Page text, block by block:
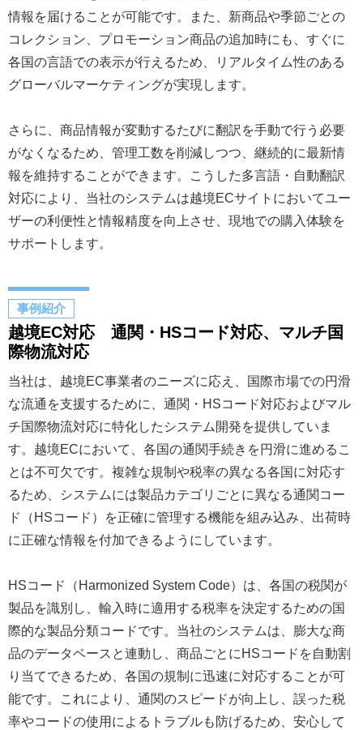
情報を届けることが可能です。また、新商品や季節ごとの
コレクション、プロモーション商品の追加時にも、すぐに
各国の言語での表示が行えるため、リアルタイム性のある
グローバルマーケティングが実現します。
さらに、商品情報が変動するたびに翻訳を手動で行う必要
がなくなるため、管理工数を削減しつつ、継続的に最新情
報を維持することができます。こうした多言語・自動翻訳
対応により、当社のシステムは越境ECサイトにおいてユー
ザーの利便性と情報精度を向上させ、現地での購入体験を
サポートします。
事例紹介
越境EC対応 通関・HSコード対応、マルチ国
際物流対応
当社は、越境EC事業者のニーズに応え、国際市場での円滑
な流通を支援するために、通関・HSコード対応およびマル
チ国際物流対応に特化したシステム開発を提供していま
す。越境ECにおいて、各国の通関手続きを円滑に進めるこ
とは不可欠です。複雑な規制や税率の異なる各国に対応す
るため、システムには製品カテゴリごとに異なる通関コー
ド（HSコード）を正確に管理する機能を組み込み、出荷時
に正確な情報を付加できるようにしています。
HSコード（Harmonized System Code）は、各国の税関が
製品を識別し、輸入時に適用する税率を決定するための国
際的な製品分類コードです。当社のシステムは、膨大な商
品のデータベースと連動し、商品ごとにHSコードを自動割
り当てできるため、各国の規制に迅速に対応することが可
能です。これにより、通関のスピードが向上し、誤った税
率やコードの使用によるトラブルも防げるため、安心して